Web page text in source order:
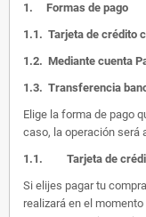
1. Formas de pago
1.1. Tarjeta de crédito
1.2. Mediante cuenta
1.3. Transferencia
Elige la forma de pago
caso, la operación será
1.1. Tarjeta de
Si elijes pagar tu
realizará en el